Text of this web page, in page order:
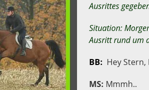
Ausrittes
Situation:
Ausritt rund um
BB: Hey
MS: Mmmh..